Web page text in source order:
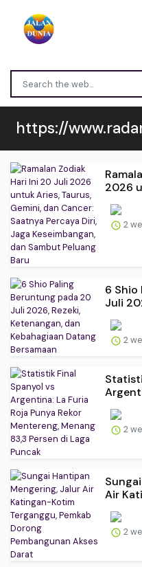
https://
2026
2
6 Shio
Juli
2
2
Air
2